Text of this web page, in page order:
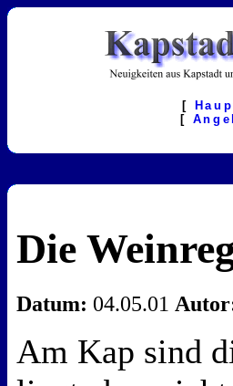
[
[
Die
Datum: 04.05.01
Am Kap sind